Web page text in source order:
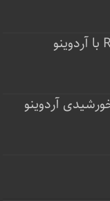
آردوینو